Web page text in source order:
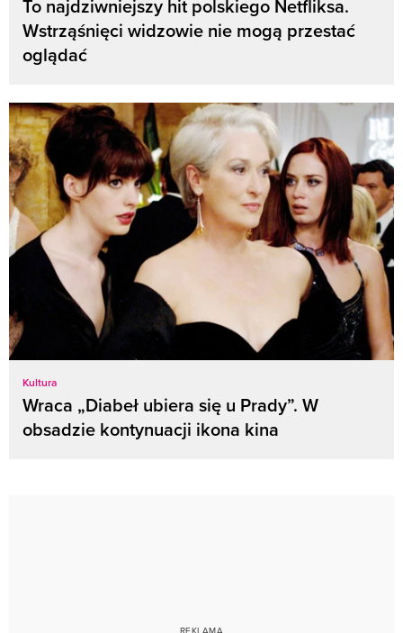
To najdziwniejszy hit polskiego Netfliksa.
Wstrząśnięci widzowie nie mogą przestać
oglądać
Kultura
Wraca „Diabeł ubiera się u Prady”. W
obsadzie kontynuacji ikona kina